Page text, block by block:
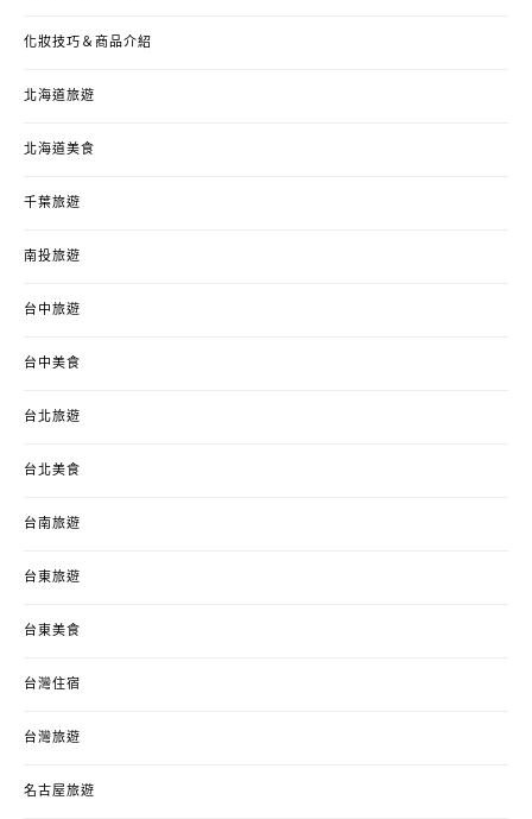
化妝技巧＆商品介紹
北海道旅遊
北海道美食
千葉旅遊
南投旅遊
台中旅遊
台中美食
台北旅遊
台北美食
台南旅遊
台東旅遊
台東美食
台灣住宿
台灣旅遊
名古屋旅遊